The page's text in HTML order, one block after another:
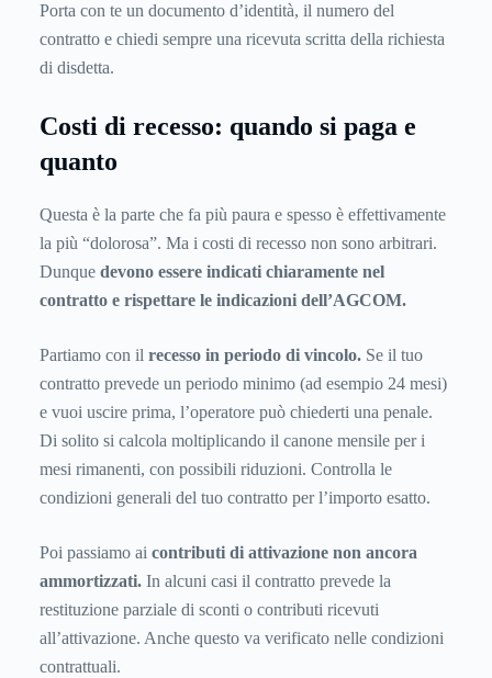
Porta con te un documento d’identità, il numero del
contratto e chiedi sempre una ricevuta scritta della richiesta
di disdetta.
Costi di recesso: quando si paga e
quanto
Questa è la parte che fa più paura e spesso è effettivamente
la più “dolorosa”. Ma i costi di recesso non sono arbitrari.
Dunque devono essere indicati chiaramente nel
contratto e rispettare le indicazioni dell’AGCOM.
Partiamo con il recesso in periodo di vincolo. Se il tuo
contratto prevede un periodo minimo (ad esempio 24 mesi)
e vuoi uscire prima, l’operatore può chiederti una penale.
Di solito si calcola moltiplicando il canone mensile per i
mesi rimanenti, con possibili riduzioni. Controlla le
condizioni generali del tuo contratto per l’importo esatto.
Poi passiamo ai contributi di attivazione non ancora
ammortizzati. In alcuni casi il contratto prevede la
restituzione parziale di sconti o contributi ricevuti
all’attivazione. Anche questo va verificato nelle condizioni
contrattuali.